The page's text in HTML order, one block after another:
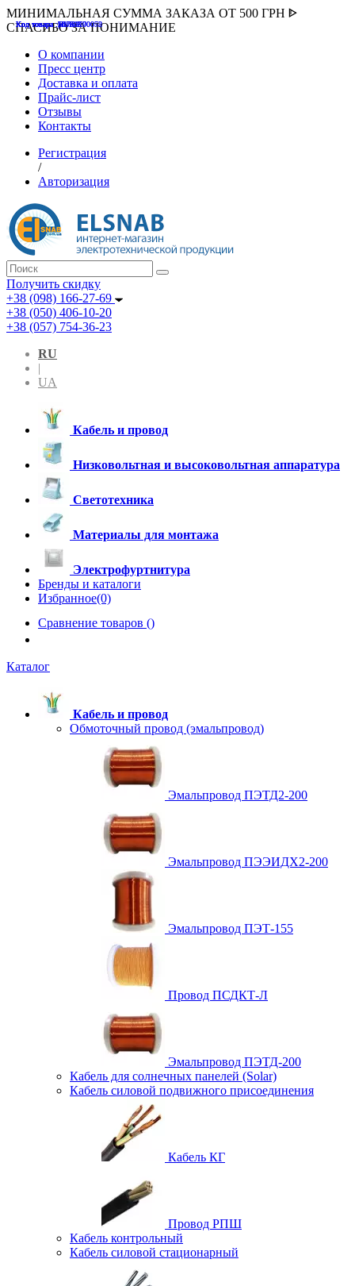
МИНИМАЛЬНАЯ СУММА ЗАКАЗА ОТ 500 ГРН ᐈ
СПАСИБО ЗА ПОНИМАНИЕ
О компании
Пресс центр
Доставка и оплата
Прайс-лист
Отзывы
Контакты
Регистрация
/
Авторизация
Получить скидку
+38 (098) 166-27-69
+38 (050) 406-10-20
+38 (057) 754-36-23
RU
|
UA
Кабель и провод
Низковольтная и высоковольтная аппаратура
Светотехника
Материалы для монтажа
Электрофуртнитура
Бренды и каталоги
Избранное(0)
Сравнение товаров ()
Каталог
Кабель и провод
Обмоточный провод (эмальпровод)
Эмальпровод ПЭТД2-200
Эмальпровод ПЭЭИДХ2-200
Эмальпровод ПЭТ-155
Провод ПСДКТ-Л
Эмальпровод ПЭТД-200
Кабель для солнечных панелей (Solar)
Кабель силовой подвижного присоединения
Кабель КГ
Провод РПШ
Кабель контрольный
Кабель силовой стационарный
Код товара :507000
Код товара :HUK-K00058
Код товара :Т075177
Код товара :pnsv12
Код товара :HUK-K00072